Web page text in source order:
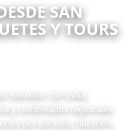
SAN
Y TOURS
Salvador con India,
y combinados regionales.
por persona, duración,